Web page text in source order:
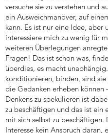
versuche sie zu verstehen und
ein Ausweichmanöver, auf
kann. Es ist nur eine Idee, aber
interessiere mich zu wenig für
weiteren Überlegungen
Fragen! Das ist schon was,
überdies, es macht
konditionieren, binden, sind
die Gedanken erheben
Denkens zu spekulieren ist
zu beschäftigen und das ist ein
mit sich selbst zu
Interesse kein Anspruch daran,